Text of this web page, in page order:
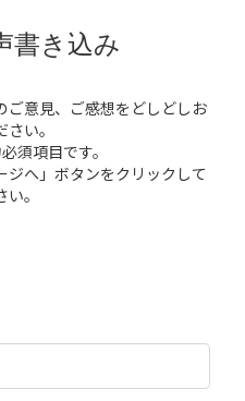
書き込み
ご意見、ご感想をどしどしお
い。
須項目です。
ジへ」ボタンをクリックして
い。